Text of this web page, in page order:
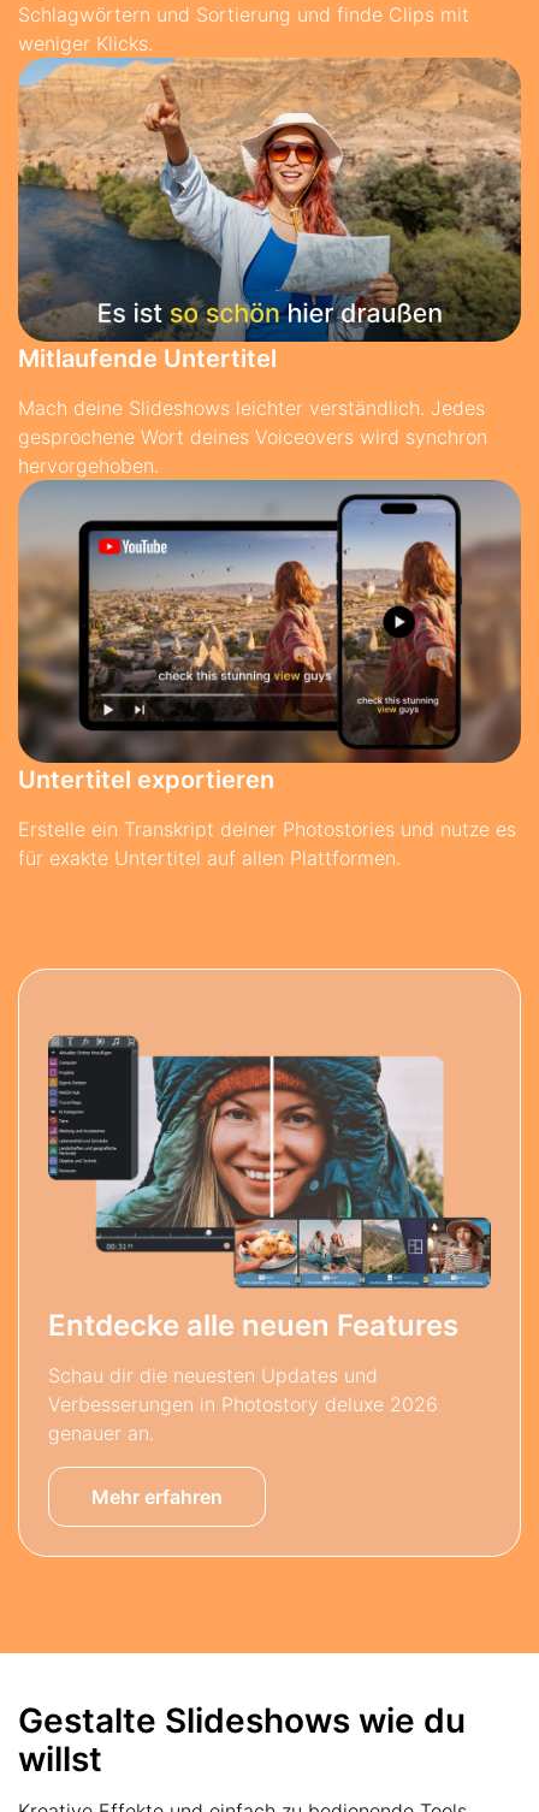
Schlagwörtern und Sortierung und finde Clips mit
weniger Klicks.
Mitlaufende Untertitel
Mach deine Slideshows leichter verständlich. Jedes
gesprochene Wort deines Voiceovers wird synchron
hervorgehoben.
Untertitel exportieren
Erstelle ein Transkript deiner Photostories und nutze es
für exakte Untertitel auf allen Plattformen.
Entdecke alle neuen Features
Schau dir die neuesten Updates und
Verbesserungen in Photostory deluxe 2026
genauer an.
Mehr erfahren
Gestalte Slideshows wie du
willst